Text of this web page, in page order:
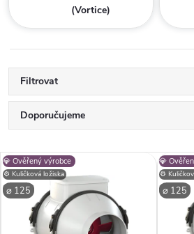
(Vortice)
Filtrovat
Ř
a
z
Doporučujeme
Nejdražší
Nejprodávanější
Abecedně
V
ý
⚙️ Kuličková ložiska
⌀ 125
💎 Ověřený výrobce
⚙️
⌀ 125
💎